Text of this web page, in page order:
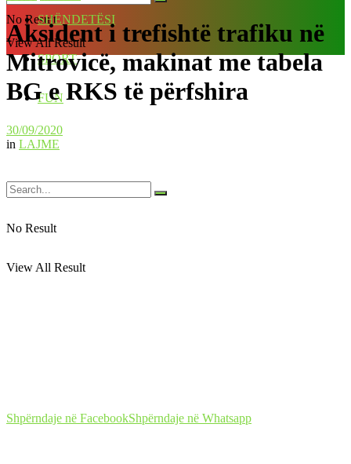
No Result
View All Result
SHËNDETËSI
SPORT
FUN
No Result
View All Result
Aksident i trefishtë trafiku në
Mitrovicë, makinat me tabela
BG e RKS të përfshira
30/09/2020
in LAJME
Shpërndaje në FacebookShpërndaje në Whatsapp